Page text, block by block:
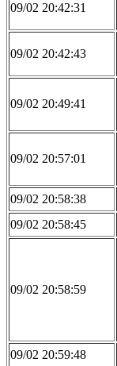
09/02 20:42:31
09/02 20:42:43
09/02 20:49:41
09/02 20:57:01
09/02 20:58:38
09/02 20:58:45
09/02 20:58:59
09/02 20:59:48